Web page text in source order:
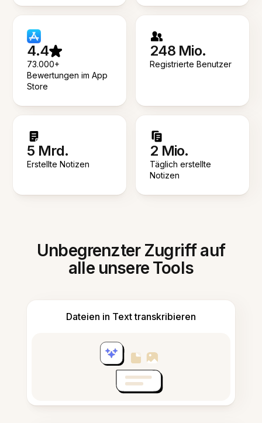
4.4
73.000+
Bewertungen im App
Store
248 Mio.
Registrierte Benutzer
5 Mrd.
Erstellte Notizen
2 Mio.
Täglich erstellte
Notizen
Unbegrenzter Zugriff auf
alle unsere Tools
Dateien in Text transkribieren